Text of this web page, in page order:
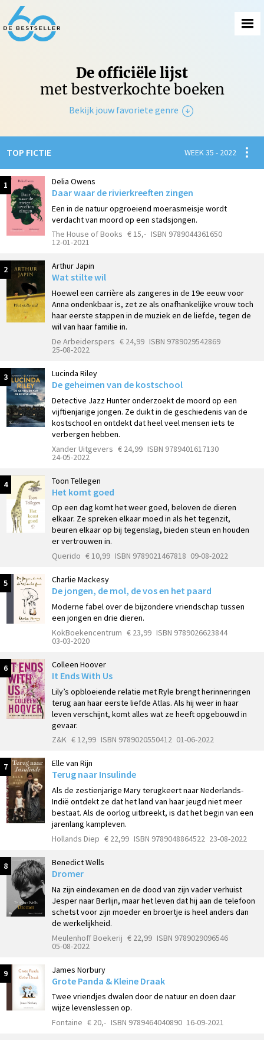
De officiële lijst
met bestverkochte boeken
Bekijk jouw favoriete genre
Fictie
TOP FICTIE WEEK 35 - 2022
1 Delia Owens
Daar waar de rivierkreeften zingen
Een in de natuur opgroeiend moerasmeisje wordt
verdacht van moord op een stadsjongen.
The House of Books € 15,- ISBN 9789044361650
12-01-2021
2 Arthur Japin
Wat stilte wil
Hoewel een carrière als zangeres in de 19e eeuw voor
Anna ondenkbaar is, zet ze als onafhankelijke vrouw toch
haar eerste stappen in de muziek en de liefde, tegen de
wil van haar familie in.
De Arbeiderspers € 24,99 ISBN 9789029542869
25-08-2022
3 Lucinda Riley
De geheimen van de kostschool
Detective Jazz Hunter onderzoekt de moord op een
vijftienjarige jongen. Ze duikt in de geschiedenis van de
kostschool en ontdekt dat heel veel mensen iets te
verbergen hebben.
Xander Uitgevers € 24,99 ISBN 9789401617130
24-05-2022
4 Toon Tellegen
Het komt goed
Op een dag komt het weer goed, beloven de dieren
elkaar. Ze spreken elkaar moed in als het tegenzit,
beuren elkaar op bij tegenslag, bieden steun en houden
er vertrouwen in.
Querido € 10,99 ISBN 9789021467818 09-08-2022
5 Charlie Mackesy
De jongen, de mol, de vos en het paard
Moderne fabel over de bijzondere vriendschap tussen
een jongen en drie dieren.
KokBoekencentrum € 23,99 ISBN 9789026623844
03-03-2020
6 Colleen Hoover
It Ends With Us
Lily’s opbloeiende relatie met Ryle brengt herinneringen
terug aan haar eerste liefde Atlas. Als hij weer in haar
leven verschijnt, komt alles wat ze heeft opgebouwd in
gevaar.
Z&K € 12,99 ISBN 9789020550412 01-06-2022
7 Elle van Rijn
Terug naar Insulinde
Als de zestienjarige Mary terugkeert naar Nederlands-
Indië ontdekt ze dat het land van haar jeugd niet meer
bestaat. Als de oorlog uitbreekt, is dat het begin van een
jarenlang kampleven.
Hollands Diep € 22,99 ISBN 9789048864522 23-08-2022
8 Benedict Wells
Dromer
Na zijn eindexamen en de dood van zijn vader verhuist
Jesper naar Berlijn, maar het leven dat hij aan de telefoon
schetst voor zijn moeder en broertje is heel anders dan
de werkelijkheid.
Meulenhoff Boekerij € 22,99 ISBN 9789029096546
05-08-2022
9 James Norbury
Grote Panda & Kleine Draak
Twee vriendjes dwalen door de natuur en doen daar
wijze levenslessen op.
Fontaine € 20,- ISBN 9789464040890 16-09-2021